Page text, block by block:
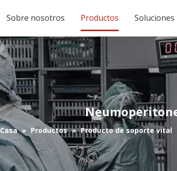
Sobre nosotros Productos Soluciones
Casa » Productos » Producto de soporte vital